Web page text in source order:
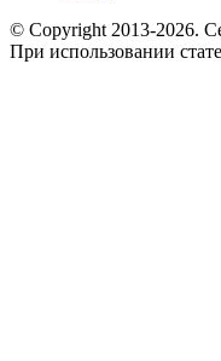
© Copyright 2013-2026.
При использовании